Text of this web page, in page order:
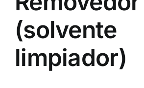
Descargas
(solvente
limpiador)